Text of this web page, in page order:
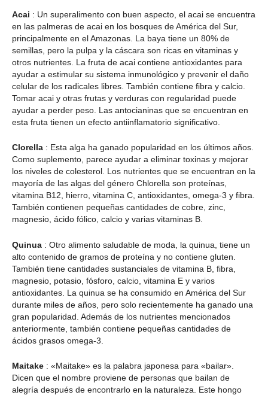
Acai : Un superalimento con buen aspecto, el acai se encuentra
en las palmeras de acai en los bosques de América del Sur,
principalmente en el Amazonas. La baya tiene un 80% de
semillas, pero la pulpa y la cáscara son ricas en vitaminas y
otros nutrientes. La fruta de acai contiene antioxidantes para
ayudar a estimular su sistema inmunológico y prevenir el daño
celular de los radicales libres. También contiene fibra y calcio.
Tomar acai y otras frutas y verduras con regularidad puede
ayudar a perder peso. Las antocianinas que se encuentran en
esta fruta tienen un efecto antiinflamatorio significativo.
Clorella : Esta alga ha ganado popularidad en los últimos años.
Como suplemento, parece ayudar a eliminar toxinas y mejorar
los niveles de colesterol. Los nutrientes que se encuentran en la
mayoría de las algas del género Chlorella son proteínas,
vitamina B12, hierro, vitamina C, antioxidantes, omega-3 y fibra.
También contienen pequeñas cantidades de cobre, zinc,
magnesio, ácido fólico, calcio y varias vitaminas B.
Quinua : Otro alimento saludable de moda, la quinua, tiene un
alto contenido de gramos de proteína y no contiene gluten.
También tiene cantidades sustanciales de vitamina B, fibra,
magnesio, potasio, fósforo, calcio, vitamina E y varios
antioxidantes. La quinua se ha consumido en América del Sur
durante miles de años, pero solo recientemente ha ganado una
gran popularidad. Además de los nutrientes mencionados
anteriormente, también contiene pequeñas cantidades de
ácidos grasos omega-3.
Maitake : «Maitake» es la palabra japonesa para «bailar».
Dicen que el nombre proviene de personas que bailan de
alegría después de encontrarlo en la naturaleza. Este hongo